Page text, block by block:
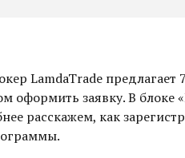
LamdaTrade
оформить заявку. В блоке
расскажем, как